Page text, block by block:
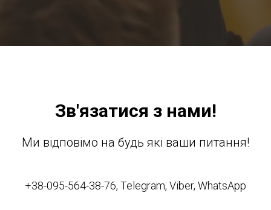
Зв'язатися з нами!
Ми відповімо на будь які ваши питання!
+38-095-564-38-76, Telegram, Viber, WhatsApp